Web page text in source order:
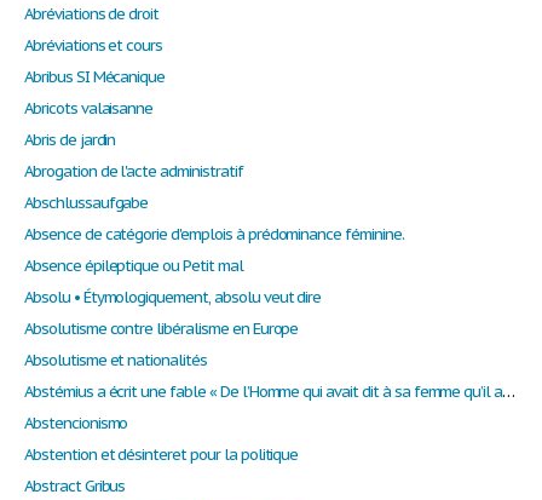
Abréviations de droit
Abréviations et cours
Abribus SI Mécanique
Abricots valaisanne
Abris de jardin
Abrogation de l'acte administratif
Abschlussaufgabe
Absence de catégorie d'emplois à prédominance féminine.
Absence épileptique ou Petit mal
Absolu • Étymologiquement, absolu veut dire
Absolutisme contre libéralisme en Europe
Absolutisme et nationalités
Abstémius a écrit une fable « De l’Homme qui avait dit à sa femme qu’il avait pondu un œuf ».
Abstencionismo
Abstention et désinteret pour la politique
Abstract Gribus